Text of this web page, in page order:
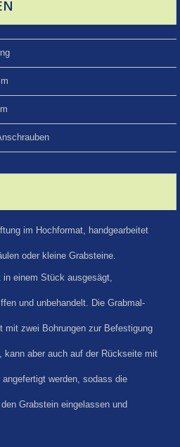
im Hochformat, handgearbeitet
oder kleine Grabsteine.
in einem Stück ausgesägt,
und unbehandelt. Die Grabmal-
mit zwei Bohrungen zur Befestigung
kann aber auch auf der Rückseite mit
werden, sodass die
Grabstein eingelassen und